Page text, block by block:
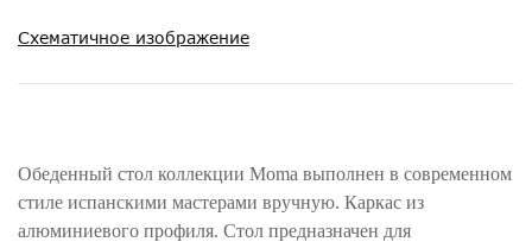
Схематичное изображение
Обеденный стол коллекции Moma выполнен в современном
стиле испанскими мастерами вручную. Каркас из
алюминиевого профиля. Стол предназначен для